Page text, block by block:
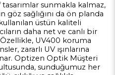
sunmakla kalmaz,
göz sağlığını da ön planda
üstün kaliteli
daha net ve canlı bir
UV400 koruma
zararlı UV ışınlarına
Optizen Optik Müşteri
sunduğumuz her